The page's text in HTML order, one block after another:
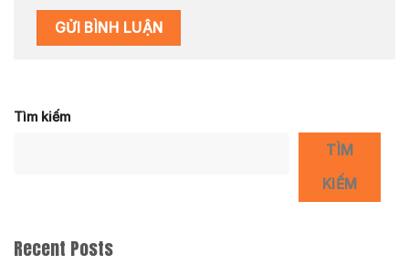
Tìm kiếm
TÌM
KIẾM
Recent Posts